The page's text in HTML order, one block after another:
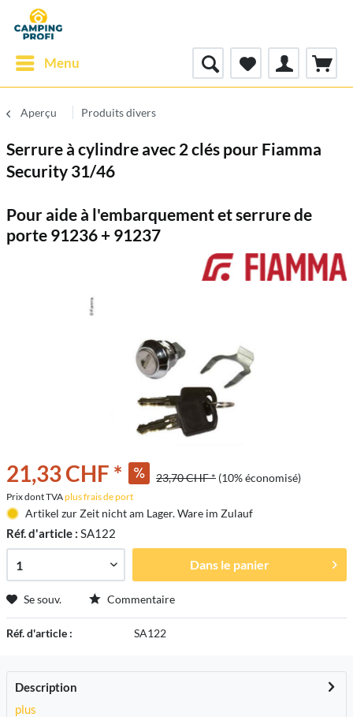
Menu
Aperçu Produits divers
Serrure à cylindre avec 2 clés pour Fiamma
Security 31/46
Pour aide à l'embarquement et serrure de
porte 91236 + 91237
21,33 CHF * 23,70 CHF * (10% économisé)
Prix dont TVAplus frais de port
Artikel zur Zeit nicht am Lager. Ware im Zulauf
Réf. d'article : SA122
Dans le panier
Se souv. Commentaire
Réf. d'article : SA122
Description
plus